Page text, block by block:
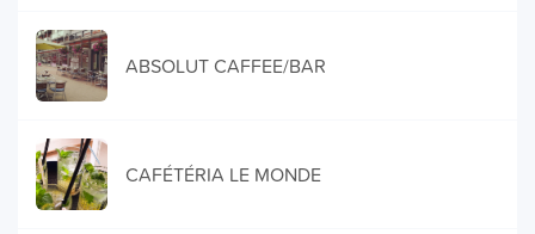
ABSOLUT CAFFEE/BAR
CAFÉTÉRIA LE MONDE